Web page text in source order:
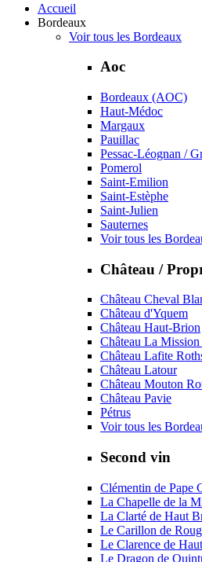
Accueil
Bordeaux
Voir tous les Bordeaux
Aoc
Bordeaux (AOC)
Haut-Médoc
Margaux
Pauillac
Pessac-Léognan /
Pomerol
Saint-Emilion
Saint-Estèphe
Saint-Julien
Sauternes
Voir tous les
Château /
Château Cheval
Château d'Yquem
Château Haut-Brion
Château La
Château Lafite
Château Latour
Château Mouton
Château Pavie
Pétrus
Voir tous les
Second vin
Clémentin de Pape
La Chapelle de la
La Clarté de Haut
Le Carillon de
Le Clarence de
Le Dragon de